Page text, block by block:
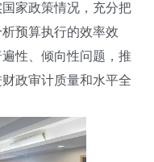
家政策情况，充分把
预算执行的效率效
性、倾向性问题，推
政审计质量和水平全